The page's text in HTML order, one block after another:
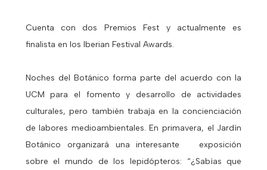
Cuenta con dos Premios Fest y actualmente es
finalista en los Iberian Festival Awards.
Noches del Botánico forma parte del acuerdo con la
UCM para el fomento y desarrollo de actividades
culturales, pero también trabaja en la concienciación
de labores medioambientales. En primavera, el Jardín
Botánico organizará una interesante exposición
sobre el mundo de los lepidópteros: “¿Sabías que